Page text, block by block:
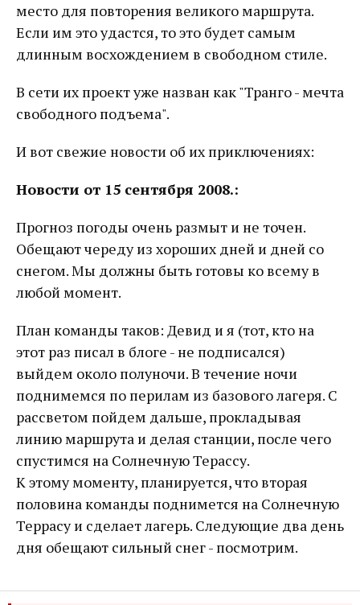
место для повторения великого маршрута.
Если им это удастся, то это будет самым
длинным восхождением в свободном стиле.
В сети их проект уже назван как "Транго - мечта
свободного подъема".
И вот свежие новости об их приключениях:
Новости от 15 сентября 2008.:
Прогноз погоды очень размыт и не точен.
Обещают череду из хороших дней и дней со
снегом. Мы должны быть готовы ко всему в
любой момент.
План команды таков: Девид и я (тот, кто на
этот раз писал в блоге - не подписался)
выйдем около полуночи. В течение ночи
поднимемся по перилам из базового лагеря. С
рассветом пойдем дальше, прокладывая
линию маршрута и делая станции, после чего
спустимся на Солнечную Терассу.
К этому моменту, планируется, что вторая
половина команды поднимется на Солнечную
Террасу и сделает лагерь. Следующие два день
дня обещают сильный снег - посмотрим.